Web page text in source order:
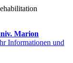
Marion
Informationen und